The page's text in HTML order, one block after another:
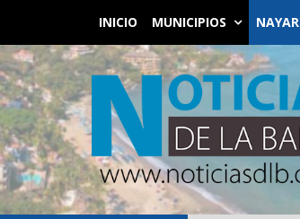
INICIO MUNICIPIOS